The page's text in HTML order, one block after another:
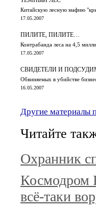
Китайскую лесную мафию
17.05.2007
ПИЛИТЕ, ПИЛИТЕ…
Контрабанда леса на 4,5
17.05.2007
СВИДЕТЕЛИ И
Обвиняемых в убийстве
16.05.2007
Другие материалы
Читайте
Охранник
Космодром
всё-таки